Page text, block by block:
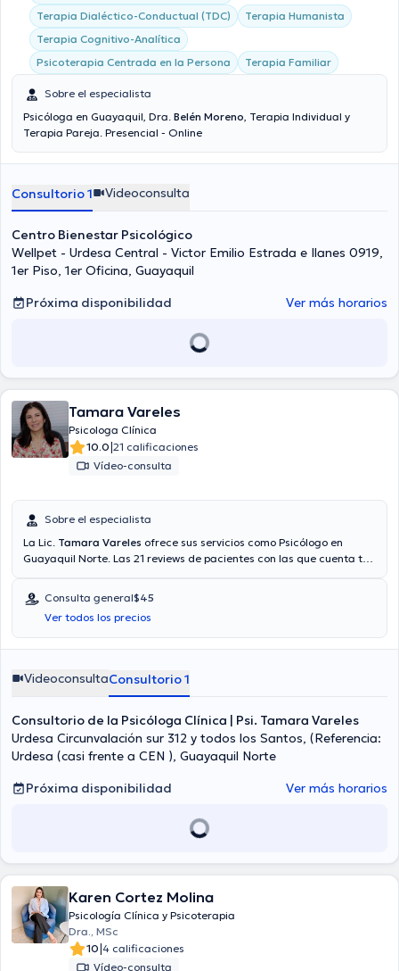
Terapia Dialéctico-Conductual (TDC)
Terapia Humanista
Terapia Cognitivo-Analítica
Psicoterapia Centrada en la Persona
Terapia Familiar
Sobre el especialista
Psicóloga en Guayaquil, Dra. Belén Moreno, Terapia Individual y
Terapia Pareja. Presencial - Online
Consultorio 1 Videoconsulta
Centro Bienestar Psicológico
Wellpet - Urdesa Central - Victor Emilio Estrada e Ilanes 0919,
1er Piso, 1er Oficina, Guayaquil
Próxima disponibilidad
Ver más horarios
Tamara Vareles
Psicologa Clínica
10.0|21 calificaciones
Vídeo-consulta
Sobre el especialista
La Lic. Tamara Vareles ofrece sus servicios como Psicólogo en
Guayaquil Norte. Las 21 reviews de pacientes con las que cuenta te
agendar una cita mediante videollamada. Aseguradoras tales
como Consulta privada son aceptadas. El precio de la consulta con
la licenciada Tamara Vareles es de $45. En su consultorio abarca
todo lo relacionado con Ansiedad, Codependencia, Depresión ,
Consulta general$45
Ver todos los precios
VideoconsultaConsultorio 1
Consultorio de la Psicóloga Clínica | Psi. Tamara Vareles
Urdesa Circunvalación sur 312 y todos los Santos, (Referencia:
Urdesa (casi frente a CEN ), Guayaquil Norte
Próxima disponibilidad
Ver más horarios
Karen Cortez Molina
Psicología Clínica y Psicoterapia
Dra., MSc
10|4 calificaciones
Vídeo-consulta